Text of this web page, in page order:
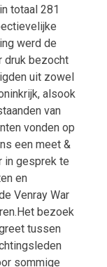
totaal 281
werd de
druk bezocht
uit zowel
alsook
van
vonden op
een meet &
in gesprek te
en
Venray War
bezoek
tussen
sommige